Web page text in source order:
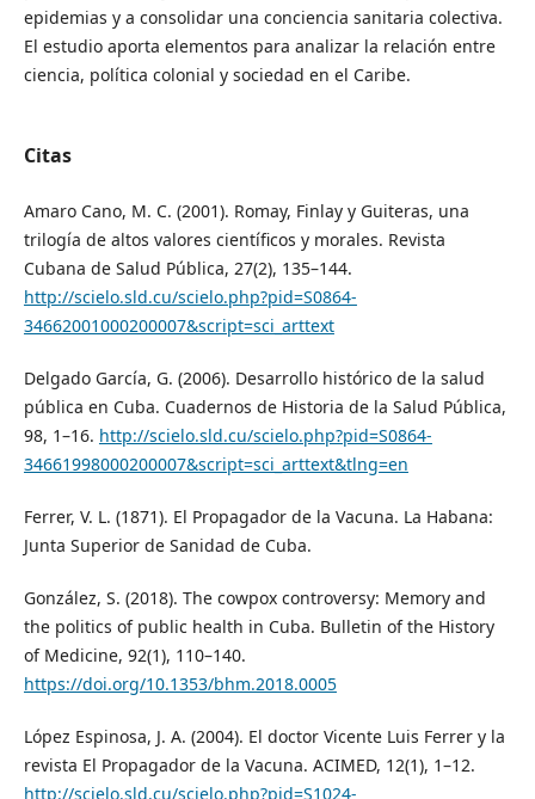
epidemias y a consolidar una conciencia sanitaria colectiva.
El estudio aporta elementos para analizar la relación entre
ciencia, política colonial y sociedad en el Caribe.
Citas
Amaro Cano, M. C. (2001). Romay, Finlay y Guiteras, una
trilogía de altos valores científicos y morales. Revista
Cubana de Salud Pública, 27(2), 135–144.
http://scielo.sld.cu/scielo.php?pid=S0864-
34662001000200007&script=sci_arttext
Delgado García, G. (2006). Desarrollo histórico de la salud
pública en Cuba. Cuadernos de Historia de la Salud Pública,
98, 1–16. http://scielo.sld.cu/scielo.php?pid=S0864-
34661998000200007&script=sci_arttext&tlng=en
Ferrer, V. L. (1871). El Propagador de la Vacuna. La Habana:
Junta Superior de Sanidad de Cuba.
González, S. (2018). The cowpox controversy: Memory and
the politics of public health in Cuba. Bulletin of the History
of Medicine, 92(1), 110–140.
https://doi.org/10.1353/bhm.2018.0005
López Espinosa, J. A. (2004). El doctor Vicente Luis Ferrer y la
revista El Propagador de la Vacuna. ACIMED, 12(1), 1–12.
http://scielo.sld.cu/scielo.php?pid=S1024-